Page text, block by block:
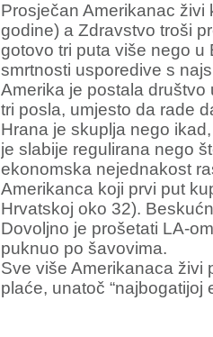
Prosječan Amerikanac
godine) a Zdravstvo troši
gotovo tri puta više nego u
smrtnosti usporedive s
Amerika je postala društvo
tri posla, umjesto da rade
Hrana je skuplja nego
je slabije regulirana nego
ekonomska nejednakost
Amerikanca koji prvi put
Hrvatskoj oko 32).
Dovoljno je prošetati LA-
puknuo po šavovima.
Sve više Amerikanaca živi
plaće, unatoč “najbogatijoj